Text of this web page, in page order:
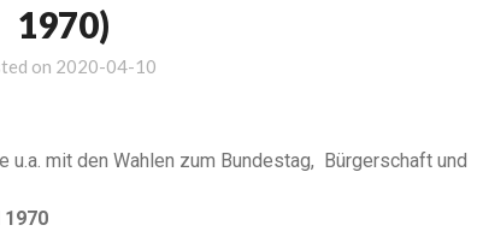
1970)
on 2020-04-10
mit den Wahlen zum Bundestag, Bürgerschaft und